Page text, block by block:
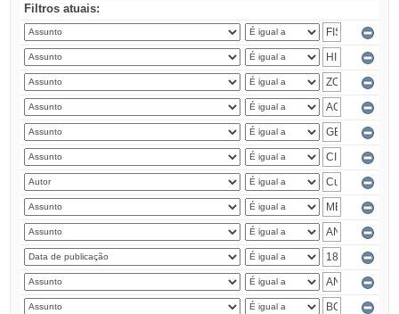
Filtros atuais: